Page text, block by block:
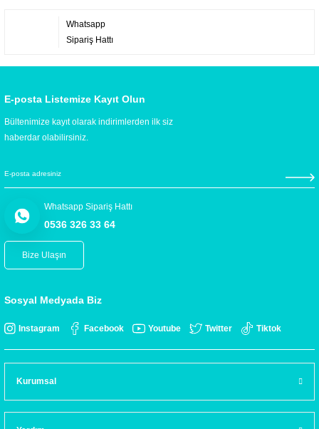
Whatsapp
Sipariş Hattı
E-posta Listemize Kayıt Olun
Bültenimize kayıt olarak indirimlerden ilk siz
haberdar olabilirsiniz.
Whatsapp Sipariş Hattı
0536 326 33 64
Bize Ulaşın
Sosyal Medyada Biz
Instagram Facebook Youtube Twitter Tiktok
Kurumsal